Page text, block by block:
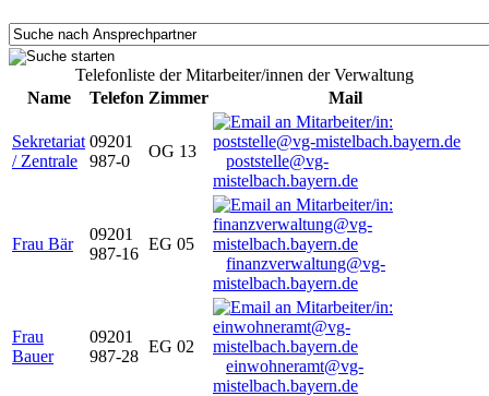
Telefonliste der Mitarbeiter/innen der Verwaltung
Name
Telefon Zimmer Mail
Sekretariat
/ Zentrale
09201
987-0
OG 13
poststelle@vg-
mistelbach.bayern.de
Frau Bär
09201
987-16
EG 05
finanzverwaltung@vg-
mistelbach.bayern.de
Frau
Bauer
09201
987-28
EG 02
einwohneramt@vg-
mistelbach.bayern.de